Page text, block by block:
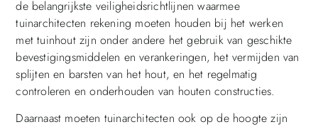
de belangrijkste veiligheidsrichtlijnen waarmee
tuinarchitecten rekening moeten houden bij het werken
met tuinhout zijn onder andere het gebruik van geschikte
bevestigingsmiddelen en verankeringen, het vermijden van
splijten en barsten van het hout, en het regelmatig
controleren en onderhouden van houten constructies.
Daarnaast moeten tuinarchitecten ook op de hoogte zijn